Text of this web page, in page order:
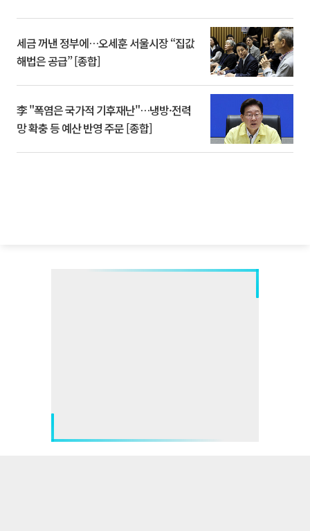
세금 꺼낸 정부에…오세훈 서울시장 “집값
해법은 공급” [종합]
李 "폭염은 국가적 기후재난"…냉방·전력
망 확충 등 예산 반영 주문 [종합]